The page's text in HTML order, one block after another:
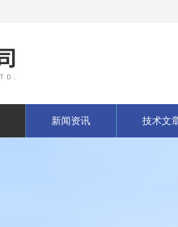
新闻资讯 技术文